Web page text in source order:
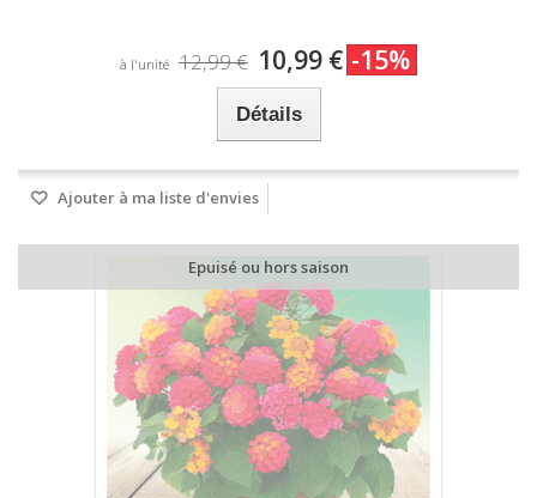
à l'unité 12,99 € 10,99 € -15%
Détails
Ajouter à ma liste d'envies
Epuisé ou hors saison